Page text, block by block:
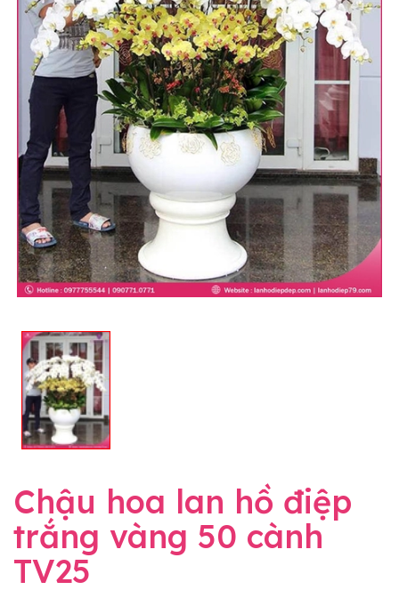
Chậu hoa lan hồ điệp
trắng vàng 50 cành
TV25